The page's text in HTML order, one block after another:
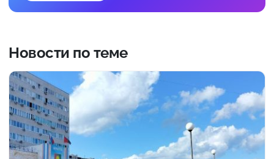
Новости по теме